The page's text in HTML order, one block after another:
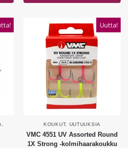
Uutta!
KOUKUT, UUTUUKSIA
VMC 4551 UV Assorted Round
1X Strong -kolmihaarakoukku